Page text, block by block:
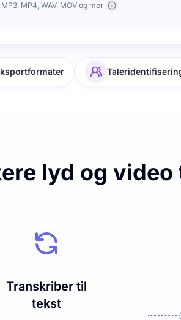
MP4, WAV, MOV og mer
lyd og video
Transkriber til
tekst